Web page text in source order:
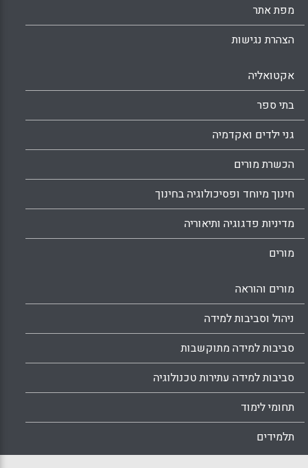
מפת אתר
הצהרת נגישות
אקטואליה
בתי ספר
גני ילדים ואקדמיה
הכשרת מורים
חינוך מיוחד ופסיכולוגיה בחינוך
מדיניות פדגוגיה ותיאוריה
מורים
מורים והוראה
ניהול וסביבות למידה
סביבות למידה מתוקשבות
סביבות למידה עתירות טכנולוגיה
תחומי לימוד
תלמידים